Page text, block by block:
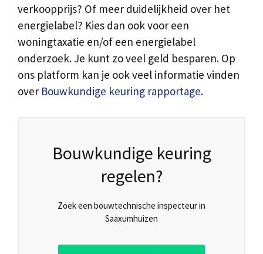
verkoopprijs? Of meer duidelijkheid over het
energielabel? Kies dan ook voor een
woningtaxatie en/of een energielabel
onderzoek. Je kunt zo veel geld besparen. Op
ons platform kan je ook veel informatie vinden
over Bouwkundige keuring rapportage.
Bouwkundige keuring
regelen?
Zoek een bouwtechnische inspecteur in
Saaxumhuizen